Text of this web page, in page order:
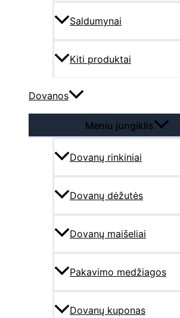
Saldumynai
Kiti produktai
Dovanos
Meniu jungiklis
Dovanų rinkiniai
Dovanų dėžutės
Dovanų maišeliai
Pakavimo medžiagos
Dovanų kuponas